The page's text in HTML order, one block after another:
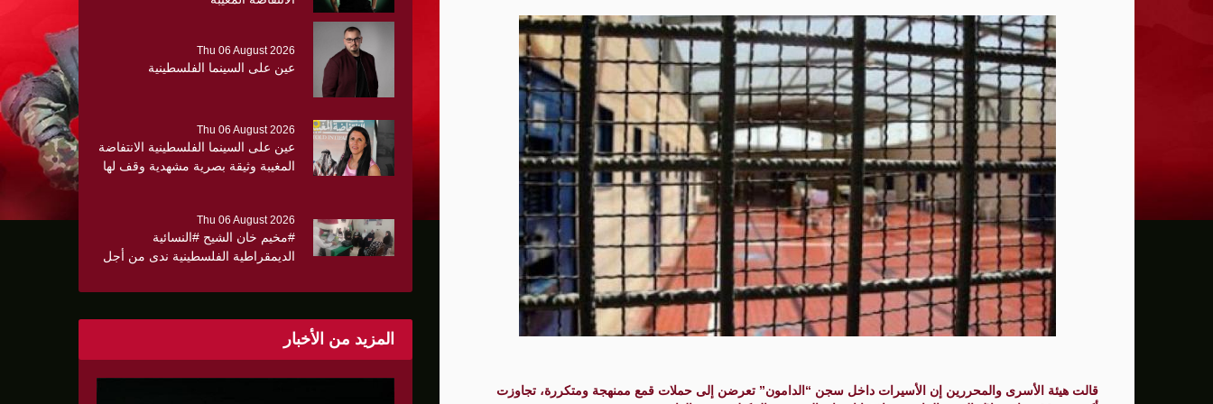
ترامب: يحذر من سيطرة الديمقراطيين على الكونغرس..ويرغب في اتفاق مع إيران
حماية الصحافيين تكرّم الصحافية كريستينا عاصي التي أصيبت بقصف إسرائيلي
فانس يؤكد وجود اختلافات في الرأي مع نتنياهو..,المفاوضات مع إيران "معقدة"
إيران تهدد بمهاجمة دول الخليج إذا تعرضت لهجمات أمريكية جديدة
ن.تايمز: مشرعون أمريكيون يسعون لشراكة عسكرية مع إسرائيل
الدفاع الروسية: ضربنا سفينتين محملتين بشحنات عسكرية قبالة سواحل أوديسا
التماس للسماح لطبيب مستقل بفحص حسام أبو صفية
الرئيس الإيراني: التواصل مع خامنئي "صعب للغاية" حاليا
"وول ستريت" ترتفع بدعم آمال التهدئة في الشرق الأوسط
قالت هيئة الأسرى والمحررين إن الأسيرات داخل سجن “الدامون” تعرضن إلى حملات قمع ممنهجة ومتكررة، تجاوزت
Thu 06 August 2026
عين على السينما الفلسطينية
Thu 06 August 2026
عين على السينما الفلسطينية الانتفاضة
المغيبة وثيقة بصرية مشهدية وقف لها
Thu 06 August 2026
#مخيم خان الشيح #النسائية
الديمقراطية الفلسطينية ندى من أجل
صحية عن ألتهاب الكبد وتوزّع
المزيد من الأخبار